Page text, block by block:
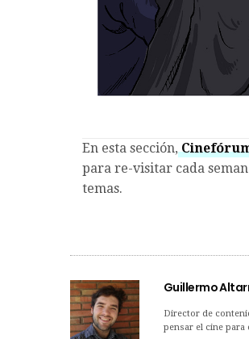
En esta sección,
para re-visitar cada
temas.
Guillermo
Director de
pensar el cine para